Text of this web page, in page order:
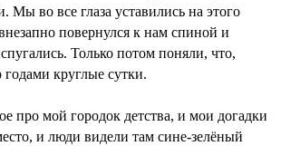
во все глаза уставились на этого
повернулся к нам спиной и
Только потом поняли, что,
круглые сутки.
мой городок детства, и мои догадки
и люди видели там сине-зелёный